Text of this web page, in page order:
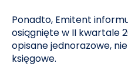
Ponadto, Emitent
osiągnięte w II kwartale
opisane jednorazowe,
księgowe.